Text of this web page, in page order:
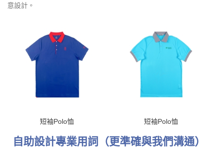
意設計。
短袖Polo恤 短袖Polo恤
自助設計專業用詞（更準確與我們溝通）